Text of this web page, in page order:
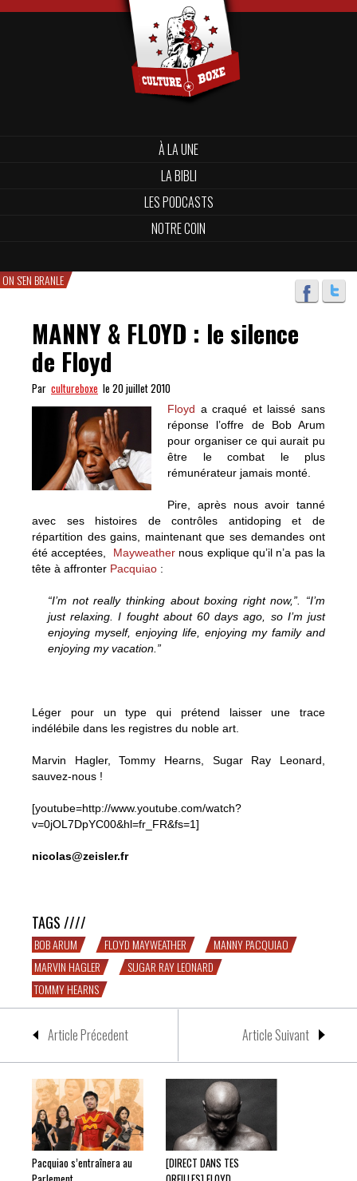
À LA UNE
LA BIBLI
LES PODCASTS
NOTRE COIN
ON S'EN BRANLE
MANNY & FLOYD : le silence
de Floyd
Par cultureboxe le 20 juillet 2010
Floyd a craqué et laissé sans
réponse l’offre de Bob Arum
pour organiser ce qui aurait pu
être le combat le plus
rémunérateur jamais monté.
Pire, après nous avoir tanné
avec ses histoires de contrôles antidoping et de
répartition des gains, maintenant que ses demandes ont
été acceptées, Mayweather nous explique qu’il n’a pas la
tête à affronter Pacquiao :
“I’m not really thinking about boxing right now,”. “I’m
just relaxing. I fought about 60 days ago, so I’m just
enjoying myself, enjoying life, enjoying my family and
enjoying my vacation.”
Léger pour un type qui prétend laisser une trace
indélébile dans les registres du noble art.
Marvin Hagler, Tommy Hearns, Sugar Ray Leonard,
sauvez-nous !
[youtube=http://www.youtube.com/watch?
v=0jOL7DpYC00&hl=fr_FR&fs=1]
nicolas@zeisler.fr
TAGS ////
BOB ARUM FLOYD MAYWEATHER
MANNY PACQUIAO
MARVIN HAGLER
SUGAR RAY LEONARD
TOMMY HEARNS
Article Précedent Article Suivant
Pacquiao s’entraînera au
[DIRECT DANS TES